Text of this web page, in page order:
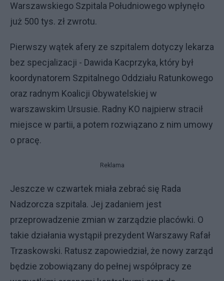
Warszawskiego Szpitala Południowego wpłynęło
już 500 tys. zł zwrotu.
Pierwszy wątek afery ze szpitalem dotyczy lekarza
bez specjalizacji - Dawida Kacprzyka, który był
koordynatorem Szpitalnego Oddziału Ratunkowego
oraz radnym Koalicji Obywatelskiej w
warszawskim Ursusie. Radny KO najpierw stracił
miejsce w partii, a potem rozwiązano z nim umowy
o pracę.
Reklama
Jeszcze w czwartek miała zebrać się Rada
Nadzorcza szpitala. Jej zadaniem jest
przeprowadzenie zmian w zarządzie placówki. O
takie działania wystąpił prezydent Warszawy Rafał
Trzaskowski. Ratusz zapowiedział, że nowy zarząd
będzie zobowiązany do pełnej współpracy ze